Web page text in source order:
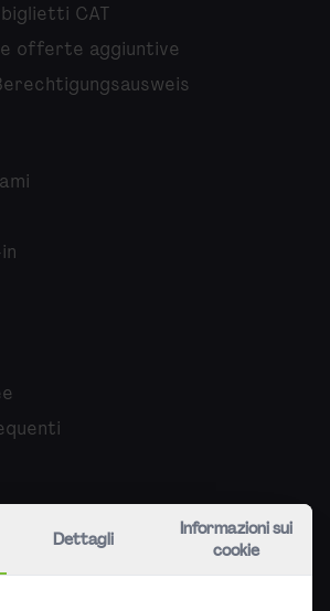
Dettagli
Informazioni sui
cookie
CAT
offerte aggiuntive